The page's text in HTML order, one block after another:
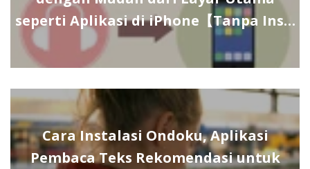
seperti Aplikasi di iPhone【Tanpa Ins…
Cara Instalasi Ondoku, Aplikasi
Pembaca Teks Rekomendasi untuk